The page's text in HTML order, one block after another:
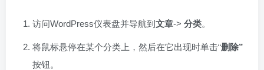
访问WordPress仪表盘并导航到 文章-> 分类。
将鼠标悬停在某个分类上，然后在它出现时单击“删除”
按钮。